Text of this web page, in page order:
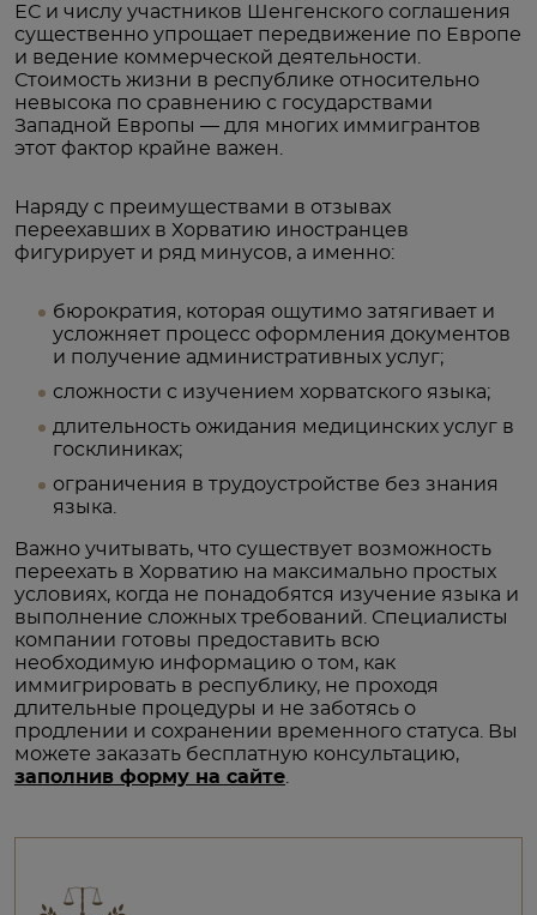
ЕС и числу участников Шенгенского соглашения
существенно упрощает передвижение по Европе
и ведение коммерческой деятельности.
Стоимость жизни в республике относительно
невысока по сравнению с государствами
Западной Европы — для многих иммигрантов
этот фактор крайне важен.
Наряду с преимуществами в отзывах
переехавших в Хорватию иностранцев
фигурирует и ряд минусов, а именно:
бюрократия, которая ощутимо затягивает и
усложняет процесс оформления документов
и получение административных услуг;
сложности с изучением хорватского языка;
длительность ожидания медицинских услуг в
госклиниках;
ограничения в трудоустройстве без знания
языка.
Важно учитывать, что существует возможность
переехать в Хорватию на максимально простых
условиях, когда не понадобятся изучение языка и
выполнение сложных требований. Специалисты
компании готовы предоставить всю
необходимую информацию о том, как
иммигрировать в республику, не проходя
длительные процедуры и не заботясь о
продлении и сохранении временного статуса. Вы
можете заказать бесплатную консультацию,
заполнив форму на сайте